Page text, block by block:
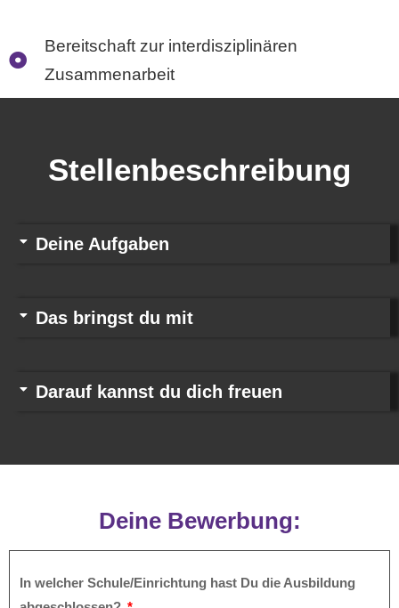
Bereitschaft zur interdisziplinären
Zusammenarbeit
Stellenbeschreibung
Deine Aufgaben
Das bringst du mit
Darauf kannst du dich freuen
Deine Bewerbung:
In welcher Schule/Einrichtung hast Du die Ausbildung